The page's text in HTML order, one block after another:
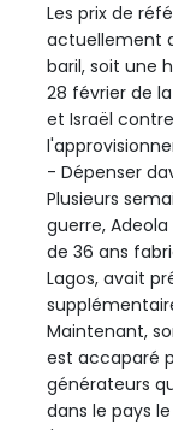
Les prix de
actuellement
baril, soit une
28 février de
et Israël
- Dépenser
Plusieurs
guerre,
de 36 ans
Lagos, avait
Maintenant,
est accaparé
générateurs
dans le pays